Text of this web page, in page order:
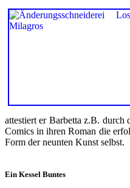
attestiert er Barbetta z.B. durch
Comics in ihren Roman die
Form der neunten Kunst selbst.
Ein Kessel Buntes